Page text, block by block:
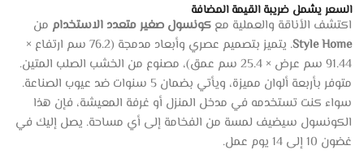
السعر يشمل ضريبة القيمة المضافة
اكتشف الأناقة والعملية مع كونسول صغير متعدد الاستخدام من
Style Home
. يتميز بتصميم عصري وأبعاد مدمجة (76.2 سم ارتفاع ×
91.44 سم عرض × 25.4 سم عمق)، مصنوع من الخشب الصلب المتين.
متوفر بأربعة ألوان مميزة، ويأتي بضمان 5 سنوات ضد عيوب الصناعة.
سواء كنت تستخدمه في مدخل المنزل أو غرفة المعيشة، فإن هذا
الكونسول سيضيف لمسة من الفخامة إلى أي مساحة. يصل إليك في
غضون 10 إلى 14 يوم عمل.